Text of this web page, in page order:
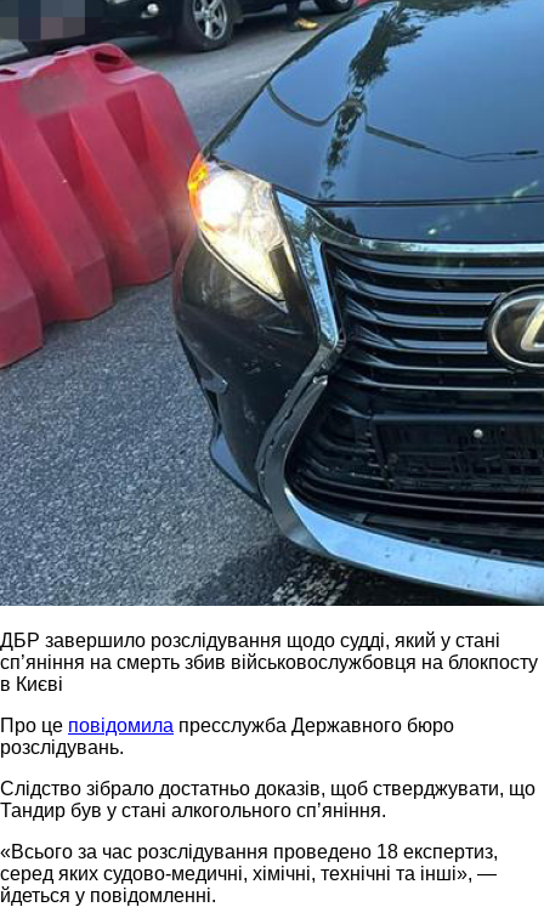
ДБР завершило розслідування щодо судді, який у стані
сп’яніння на смерть збив військовослужбовця на блокпосту
в Києві
Про це повідомила пресслужба Державного бюро
розслідувань.
Слідство зібрало достатньо доказів, щоб стверджувати, що
Тандир був у стані алкогольного спʼяніння.
«Всього за час розслідування проведено 18 експертиз,
серед яких судово-медичні, хімічні, технічні та інші», —
йдеться у повідомленні.